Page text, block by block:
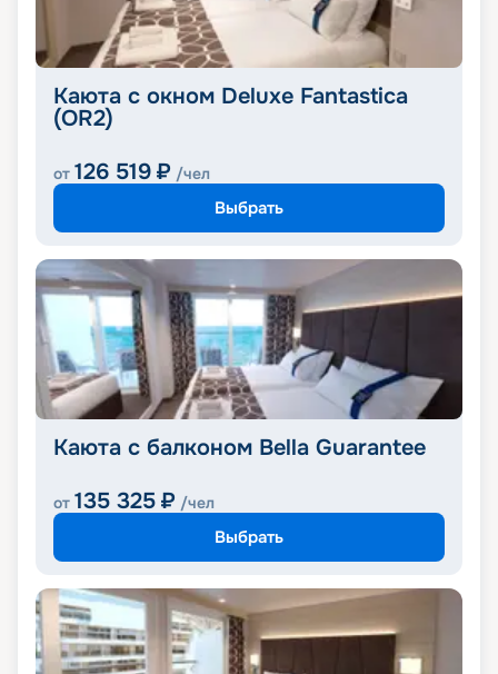
Каюта с окном Deluxe Fantastica
(OR2)
от 126 519 ₽ /чел
Выбрать
Каюта с балконом Bella Guarantee
от 135 325 ₽ /чел
Выбрать